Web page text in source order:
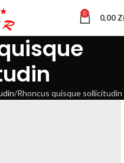
0 0,00
Rhoncus quisque sollicitudin